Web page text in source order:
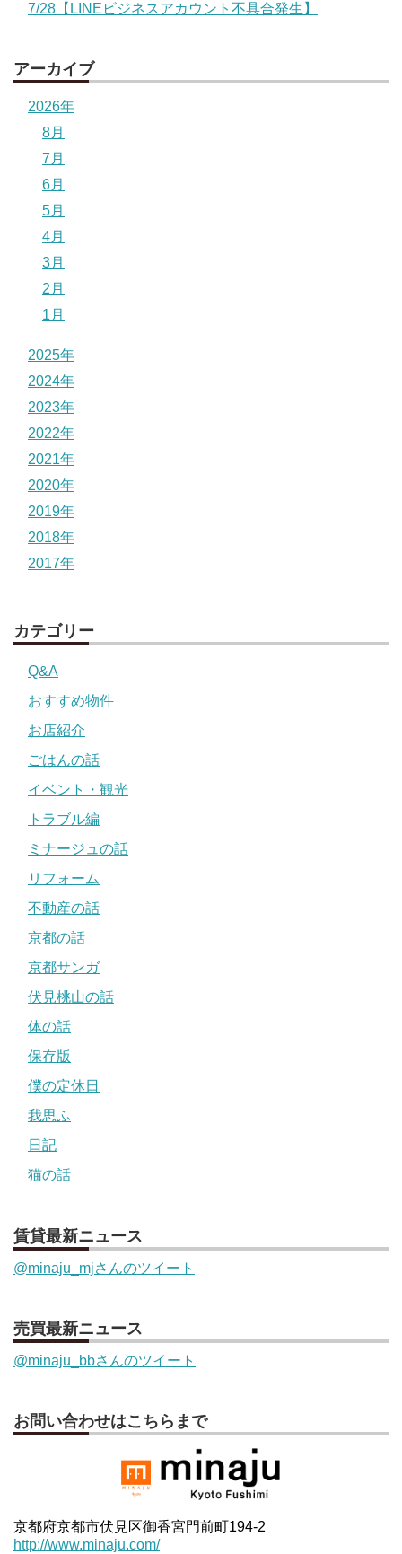
7/28【LINEビジネスアカウント不具合発生】
アーカイブ
2026年
8月
7月
6月
5月
4月
3月
2月
1月
2025年
2024年
2023年
2022年
2021年
2020年
2019年
2018年
2017年
カテゴリー
Q&A
おすすめ物件
お店紹介
ごはんの話
イベント・観光
トラブル編
ミナージュの話
リフォーム
不動産の話
京都の話
京都サンガ
伏見桃山の話
体の話
保存版
僕の定休日
我思ふ
日記
猫の話
賃貸最新ニュース
@minaju_mjさんのツイート
売買最新ニュース
@minaju_bbさんのツイート
お問い合わせはこちらまで
京都府京都市伏見区御香宮門前町194-2
http://www.minaju.com/